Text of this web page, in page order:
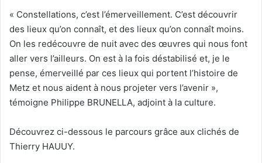
« Constellations, c’est l’émerveillement. C’est découvrir
des lieux qu’on connaît, et des lieux qu’on connaît moins.
On les redécouvre de nuit avec des œuvres qui nous font
aller vers l’ailleurs. On est à la fois déstabilisé et, je le
pense, émerveillé par ces lieux qui portent l’histoire de
Metz et nous aident à nous projeter vers l’avenir »,
témoigne Philippe BRUNELLA, adjoint à la culture.
Découvrez ci-dessous le parcours grâce aux clichés de
Thierry HAUUY.